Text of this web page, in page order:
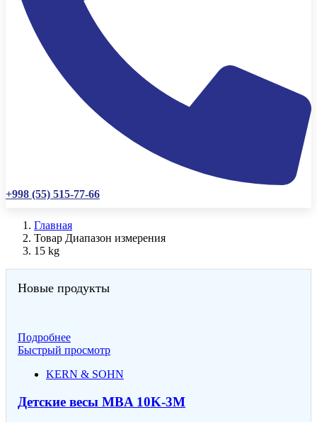
+998 (55) 515-77-66
Главная
Товар Диапазон измерения
15 kg
Новые продукты
Подробнее
Быстрый просмотр
KERN & SOHN
Детские весы MBA 10K-3M